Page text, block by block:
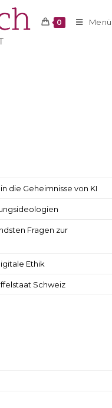
0 Menü
die Geheimnisse von KI
Fragen zur
Ethik
Schweiz